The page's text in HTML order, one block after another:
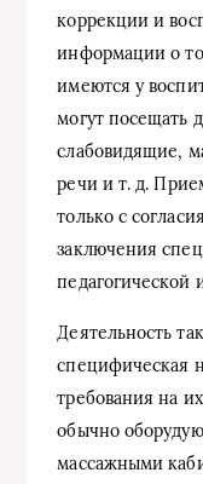
коррекции и
информации о
имеются у
могут посещать
слабовидящие,
речи и т. д.
только с
заключения
педагогической
Деятельность
специфическая
требования на
обычно
массажными